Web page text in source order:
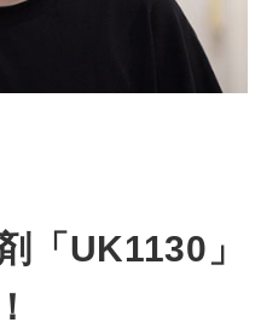
「UK1130」